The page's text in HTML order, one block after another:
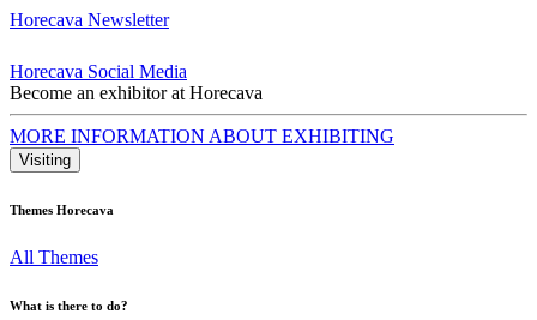
Horecava Newsletter
Horecava Social Media
Become an exhibitor at Horecava
MORE INFORMATION ABOUT EXHIBITING
Visiting
Themes Horecava
All Themes
What is there to do?